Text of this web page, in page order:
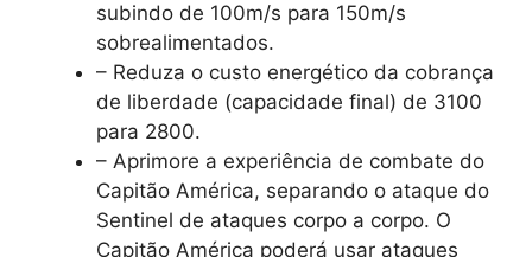
subindo de 100m/s para 150m/s
sobrealimentados.
– Reduza o custo energético da cobrança
de liberdade (capacidade final) de 3100
para 2800.
– Aprimore a experiência de combate do
Capitão América, separando o ataque do
Sentinel de ataques corpo a corpo. O
Capitão América poderá usar ataques